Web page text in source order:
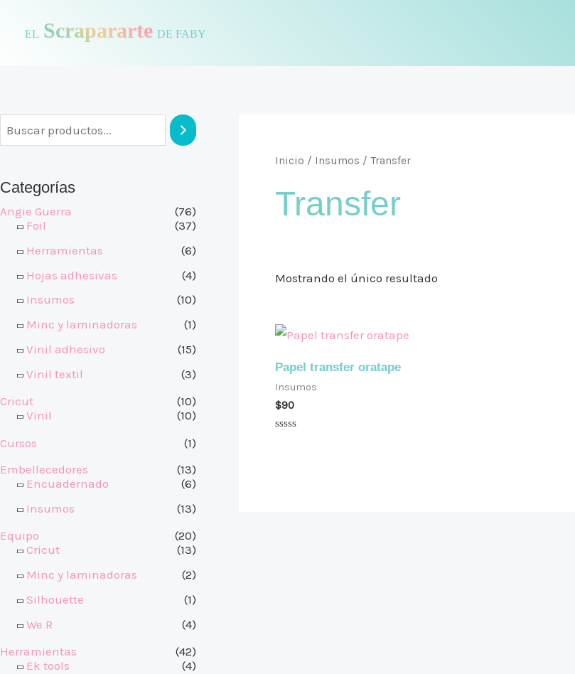
EL Scrapararte DE FABY
Categorías
Angie Guerra
(76)
Foil
(37)
Herramientas
(6)
Hojas adhesivas
(4)
Insumos
(10)
Minc y laminadoras
(1)
Vinil adhesivo
(15)
Vinil textil
(3)
Cricut
(10)
Vinil
(10)
Cursos
(1)
Embellecedores
(13)
Encuadernado
(6)
Insumos
(13)
Equipo
(20)
Cricut
(13)
Minc y laminadoras
(2)
Silhouette
(1)
We R
(4)
Herramientas
(42)
Ek tools
(4)
Inicio / Insumos / Transfer
Transfer
Mostrando el único resultado
Papel transfer oratape
Insumos
$90